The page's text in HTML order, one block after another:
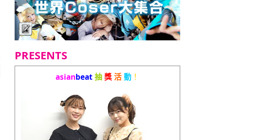
PRESENTS
asianbeat抽獎活動 ！